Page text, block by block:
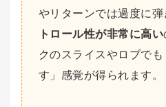
やリターンでは過度に
トロール性が非常に高い
クのスライスやロブで
す」感覚が得られます。